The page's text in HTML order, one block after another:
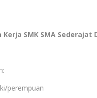
Kerja SMK SMA
perempuan